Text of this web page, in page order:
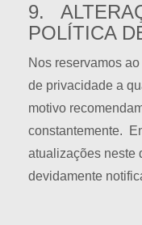
9.
POLÍTICA
Nos reservamos
de privacidade a
motivo
constantemente.
atualizações neste
devidamente